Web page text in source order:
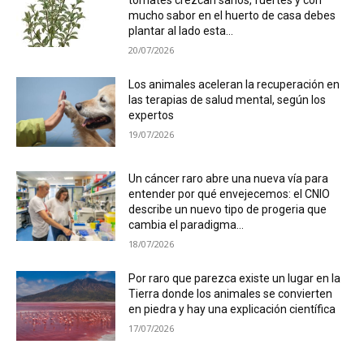
mucho sabor en el huerto de casa debes
plantar al lado esta...
20/07/2026
Los animales aceleran la recuperación en
las terapias de salud mental, según los
expertos
19/07/2026
Un cáncer raro abre una nueva vía para
entender por qué envejecemos: el CNIO
describe un nuevo tipo de progeria que
cambia el paradigma...
18/07/2026
Por raro que parezca existe un lugar en la
Tierra donde los animales se convierten
en piedra y hay una explicación científica
17/07/2026